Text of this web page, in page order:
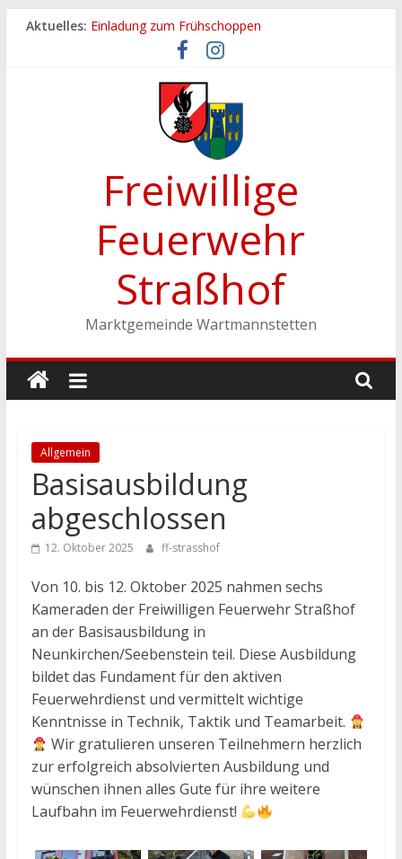
ZumAktuelles: Einladung zum Frühschoppen
Dichtheitsprobe der Löschleitungen
Fronleichnamsprozession
Feuerwehrfest 2026
Ferienspiel der Marktgemeinde Wartmannstetten
Freiwillige
Feuerwehr
Straßhof
Marktgemeinde Wartmannstetten
Allgemein
Basisausbildung
abgeschlossen
12. Oktober 2025 ff-strasshof
Von 10. bis 12. Oktober 2025 nahmen sechs
Kameraden der Freiwilligen Feuerwehr Straßhof
an der Basisausbildung in
Neunkirchen/Seebenstein teil. Diese Ausbildung
bildet das Fundament für den aktiven
Feuerwehrdienst und vermittelt wichtige
Kenntnisse in Technik, Taktik und Teamarbeit.
Wir gratulieren unseren Teilnehmern herzlich
zur erfolgreich absolvierten Ausbildung und
wünschen ihnen alles Gute für ihre weitere
Laufbahn im Feuerwehrdienst!